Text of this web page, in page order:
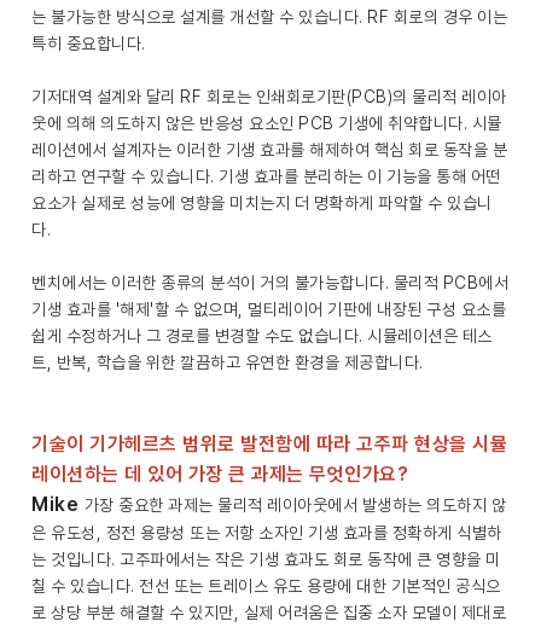
는 불가능한 방식으로 설계를 개선할 수 있습니다. RF 회로의 경우 이는
특히 중요합니다.
기저대역 설계와 달리 RF 회로는 인쇄회로기판(PCB)의 물리적 레이아
웃에 의해 의도하지 않은 반응성 요소인 PCB 기생에 취약합니다. 시뮬
레이션에서 설계자는 이러한 기생 효과를 해제하여 핵심 회로 동작을 분
리하고 연구할 수 있습니다. 기생 효과를 분리하는 이 기능을 통해 어떤
요소가 실제로 성능에 영향을 미치는지 더 명확하게 파악할 수 있습니
다.
벤치에서는 이러한 종류의 분석이 거의 불가능합니다. 물리적 PCB에서
기생 효과를 '해제'할 수 없으며, 멀티레이어 기판에 내장된 구성 요소를
쉽게 수정하거나 그 경로를 변경할 수도 없습니다. 시뮬레이션은 테스
트, 반복, 학습을 위한 깔끔하고 유연한 환경을 제공합니다.
기술이 기가헤르츠 범위로 발전함에 따라 고주파 현상을 시뮬
레이션하는 데 있어 가장 큰 과제는 무엇인가요?
Mike 가장 중요한 과제는 물리적 레이아웃에서 발생하는 의도하지 않
은 유도성, 정전 용량성 또는 저항 소자인 기생 효과를 정확하게 식별하
는 것입니다. 고주파에서는 작은 기생 효과도 회로 동작에 큰 영향을 미
칠 수 있습니다. 전선 또는 트레이스 유도 용량에 대한 기본적인 공식으
로 상당 부분 해결할 수 있지만, 실제 어려움은 집중 소자 모델이 제대로